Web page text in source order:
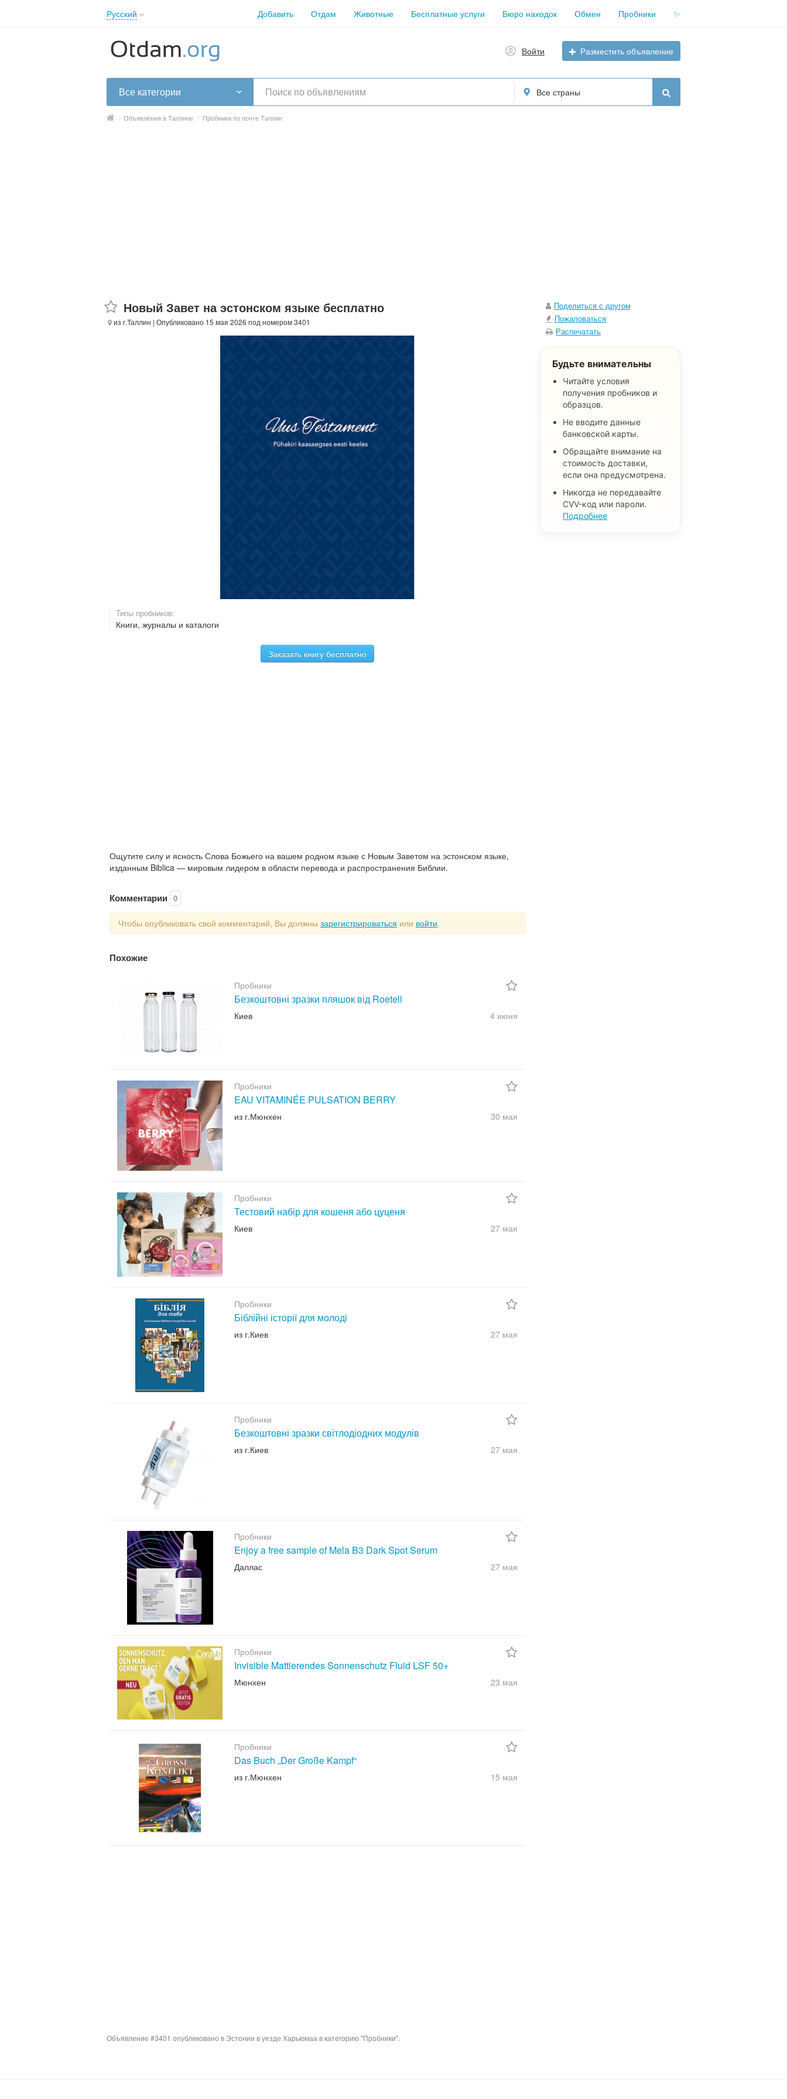
Русский
English
Русский
Українська
Добавить Отдам Животные Бесплатные услуги Бюро находок Обмен Пробники ✨
Войти Разместить объявление
Все категории Все страны
/ Объявления в Таллине / Пробники по почте Таллин
Новый Завет на эстонском языке бесплатно
из г.Таллин | Опубликовано 15 мая 2026 под номером 3401
Типы пробников:
Книги, журналы и каталоги
Заказать книгу бесплатно
Ощутите силу и ясность Слова Божьего на вашем родном языке с Новым Заветом на эстонском языке,
изданным Biblica — мировым лидером в области перевода и распространения Библии.
Комментарии 0
Чтобы опубликовать свой комментарий, Вы должны зарегистрироваться или войти.
Похожие
Пробники
Безкоштовні зразки пляшок від Roetell
Киев 4 июня
Пробники
EAU VITAMINÉE PULSATION BERRY
из г.Мюнхен 30 мая
Пробники
Тестовий набір для кошеня або цуценя
Киев 27 мая
Пробники
Біблійні історії для молоді
из г.Киев 27 мая
Пробники
Безкоштовні зразки світлодіодних модулів
из г.Киев 27 мая
Пробники
Enjoy a free sample of Mela B3 Dark Spot Serum
Даллас 27 мая
Пробники
Invisible Mattierendes Sonnenschutz Fluid LSF 50+
Мюнхен 23 мая
Пробники
Das Buch „Der Große Kampf“
из г.Мюнхен 15 мая
Поделиться с другом
Пожаловаться
Распечатать
Будьте внимательны
Читайте условия
получения пробников и
образцов.
Не вводите данные
банковской карты.
Обращайте внимание на
стоимость доставки,
если она предусмотрена.
Никогда не передавайте
CVV-код или пароли.
Подробнее
Объявление #3401 опубликовано в Эстонии в уезде Харьюмаа в категорию "Пробники".